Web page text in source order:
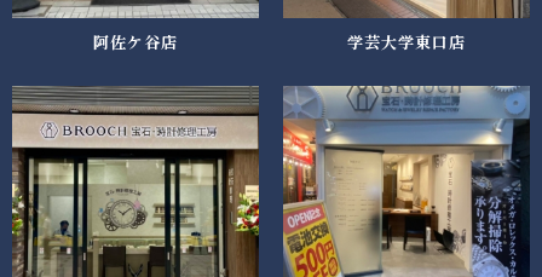
阿佐ケ谷店 学芸大学東口店